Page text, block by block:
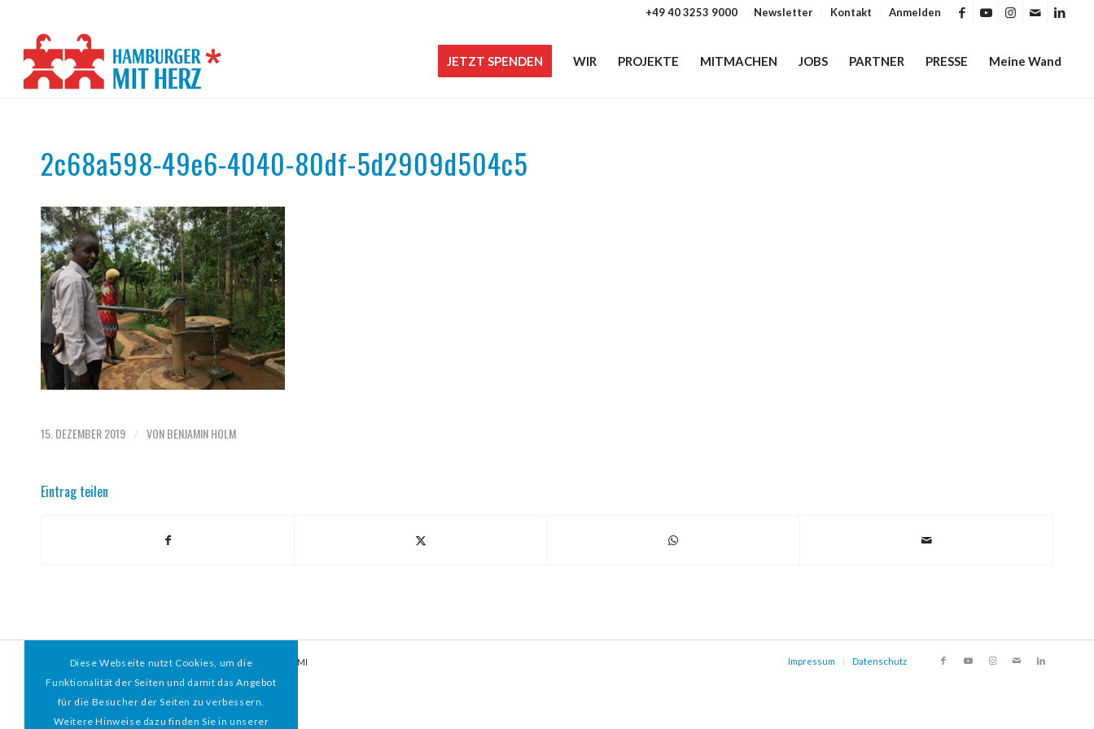
Newsletter Kontakt Anmelden
+49 40 3253 9000
JETZT SPENDEN WIR PROJEKTE MITMACHEN JOBS PARTNER PRESSE Meine Wand
2c68a598-49e6-4040-80df-5d2909d504c5
15. DEZEMBER 2019 / VONBENJAMIN HOLM
Eintrag teilen
© 2026 HAMBURGER *MIT HERZ e.V. | WEBDESIGN BY WEBIGAMI Impressum Datenschutz
Diese Webseite nutzt Cookies, um die
Funktionalität der Seiten und damit das Angebot
für die Besucher der Seiten zu verbessern.
Weitere Hinweise dazu finden Sie in unserer